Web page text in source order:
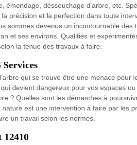
émondage, déssouchage d'arbre, etc.
précision et la perfection dans toute
sommes devenus un incontournable des
et ses environs. Qualifiés et
la tenue des travaux à faire.
Services
qui se trouve être une menace pour
devient dangereux pour vos espaces
? Quelles sont les démarches à
est une intervention à faire par les
un travail selon les normes.
12410